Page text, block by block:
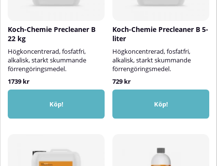
Koch-Chemie Precleaner B
22 kg
Högkoncentrerad, fosfatfri,
alkalisk, starkt skummande
förrengöringsmedel.
1739 kr
Köp!
Koch-Chemie Precleaner B 5-
liter
Högkoncentrerad, fosfatfri,
alkalisk, starkt skummande
förrengöringsmedel.
729 kr
Köp!